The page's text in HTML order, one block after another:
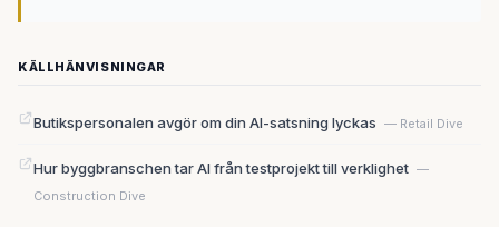
KÄLLHÄNVISNINGAR
Butikspersonalen avgör om din AI-satsning lyckas — Retail Dive
Hur byggbranschen tar AI från testprojekt till verklighet —
Construction Dive